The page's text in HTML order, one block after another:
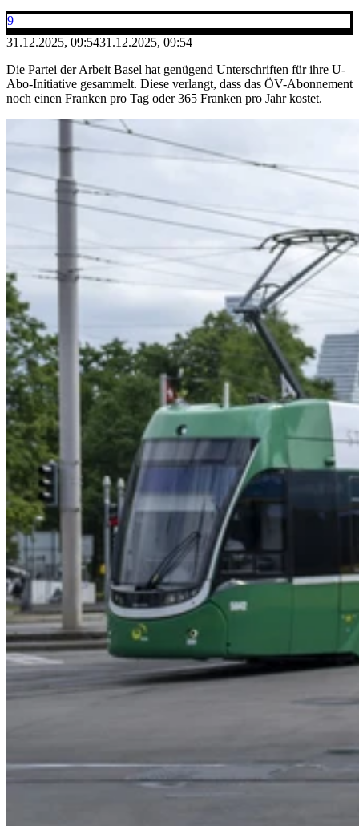
9
31.12.2025, 09:5431.12.2025, 09:54
Die Partei der Arbeit Basel hat genügend Unterschriften für ihre U-
Abo-Initiative gesammelt. Diese verlangt, dass das ÖV-Abonnement
noch einen Franken pro Tag oder 365 Franken pro Jahr kostet.